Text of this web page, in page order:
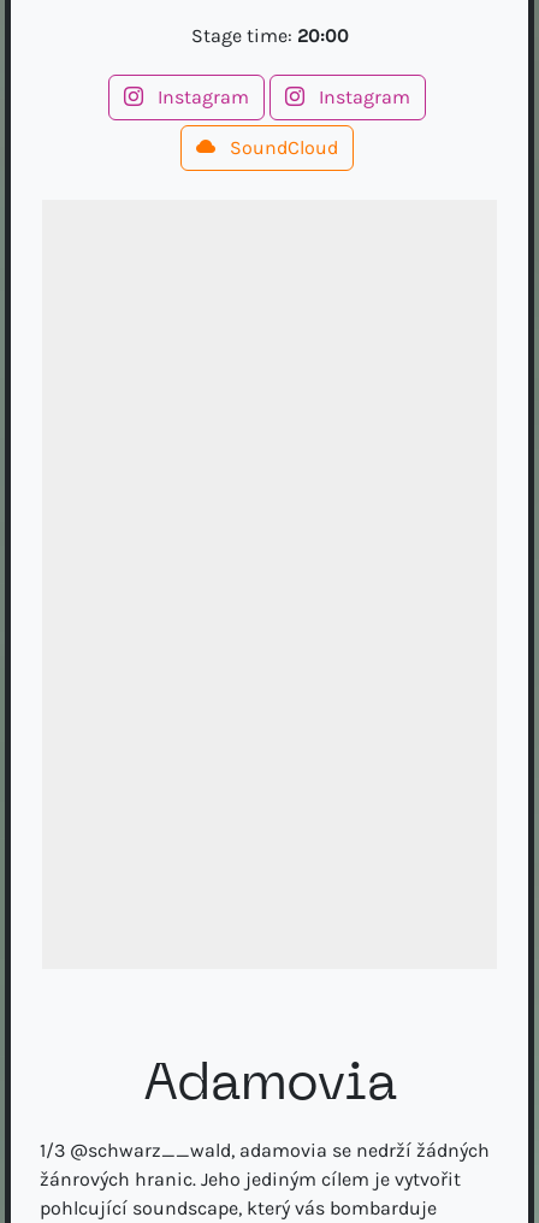
Stage time: 20:00
Instagram Instagram
SoundCloud
Adamovia
1/3 @schwarz__wald, adamovia se nedrží žádných
žánrových hranic. Jeho jediným cílem je vytvořit
pohlcující soundscape, který vás bombarduje